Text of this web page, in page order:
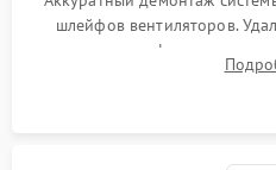
шлейфов вентиляторов.
кристалла графического
памяти и зоны VRM.